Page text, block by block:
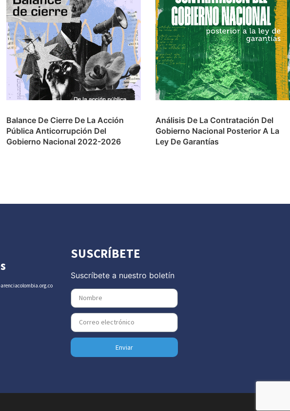
Balance De Cierre De La Acción
Pública Anticorrupción Del
Gobierno Nacional 2022-2026
Análisis De La Contratación Del
Gobierno Nacional Posterior A La
Ley De Garantías
SUSCRÍBETE
Suscríbete a nuestro boletín
Enviar